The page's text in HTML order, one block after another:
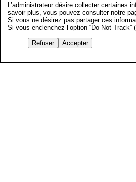
L’administrateur désire collecter certaines
savoir plus, vous pouvez consulter notre
Si vous ne désirez pas partager ces
Si vous enclenchez l’option “Do Not
Refuser Accepter